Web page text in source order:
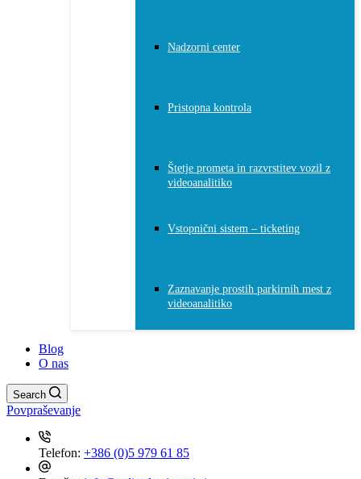
Nadzorni center
Pristopna kontrola
Štetje prometa in razvrstitev vozil z
videoanalitiko
Vstopnični sistem – ticketing
Zaznavanje prostih parkirnih mest z
videoanalitiko
Blog
O nas
Search
Povpraševanje
Telefon: +386 (0)5 979 61 85